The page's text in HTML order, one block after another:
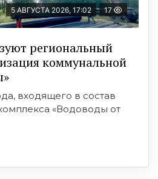
5 АВГУСТА 2026, 17:02 17
региональный
коммунальной
входящего в состав
«Водоводы от